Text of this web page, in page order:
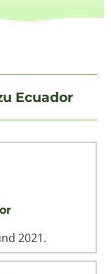
Ecuador
2021.